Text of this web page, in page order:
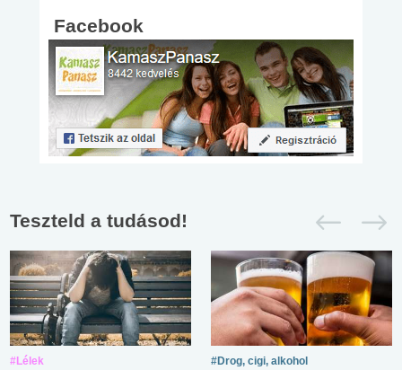
Facebook
Teszteld a tudásod!
#Lélek #Drog, cigi, alkohol